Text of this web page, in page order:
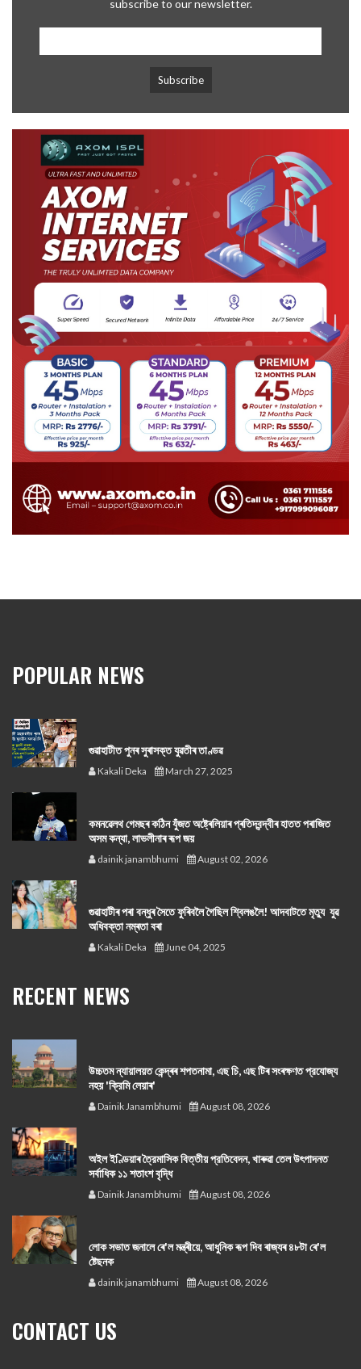
subscribe to our newsletter.
POPULAR NEWS
গুৱাহাটীত পুনৰ সুৰাসক্ত যুৱতীৰ তাণ্ডৱ
Kakali Deka March 27, 2025
কমনৱেলথ গেমছৰ কঠিন যুঁজত অষ্ট্ৰেলিয়াৰ প্ৰতিদ্বন্দ্বীৰ হাতত পৰাজিত
অসম কন্যা, লাভলীনাৰ ৰূপ জয়
dainik janambhumi August 02, 2026
গুৱাহাটীৰ পৰা বন্ধুৰ সৈতে ফুৰিবলৈ গৈছিল শ্বিলঙলৈ! আদবাটতে মৃত্যু যুৱ
অধিবক্তা নম্ৰতা বৰা
Kakali Deka June 04, 2025
RECENT NEWS
উচ্চতম ন্যায়ালয়ত কেন্দ্ৰৰ শপতনামা, এছ চি, এছ টিৰ সংৰক্ষণত প্রযোজ্য
নহয় 'ক্রিমি লেয়াৰ'
Dainik Janambhumi August 08, 2026
অইল ইণ্ডিয়াৰ ত্রৈমাসিক বিত্তীয় প্রতিবেদন, খাৰুৱা তেল উৎপাদনত
সর্বাধিক ১১ শতাংশ বৃদ্ধি
Dainik Janambhumi August 08, 2026
লোক সভাত জনালে ৰে'ল মন্ত্ৰীয়ে, আধুনিক ৰূপ দিব ৰাজ্যৰ ৪৮টা ৰে'ল
ষ্টেছনক
dainik janambhumi August 08, 2026
CONTACT US